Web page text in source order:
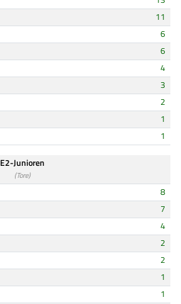
11
6
6
4
3
2
1
1
E2-Junioren
(Tore)
8
7
4
2
2
1
1